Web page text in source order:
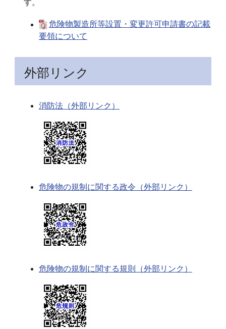
す。
危険物製造所等設置・変更許可申請書の記載
要領について
外部リンク
消防法（外部リンク）
危険物の規制に関する政令（外部リンク）
危険物の規制に関する規則（外部リンク）